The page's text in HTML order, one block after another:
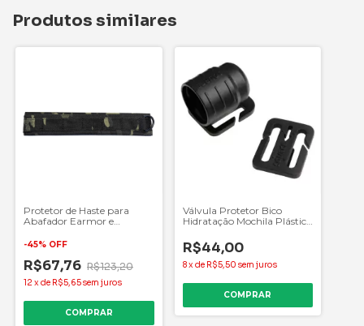
Produtos similares
Protetor de Haste para
Abafador Earmor e
-45% OFF
R$67,76 R$123,20
12 x de R$5,65sem juros
COMPRAR
Válvula Protetor Bico
Hidratação Mochila Plástico
R$44,00
8x de R$5,50 sem juros